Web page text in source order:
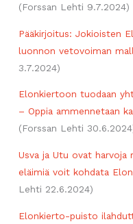
(Forssan Lehti 9.7.2024)
Pääkirjoitus: Jokioisten
luonnon vetovoiman
3.7.2024)
Elonkiertoon tuodaan
– Oppia ammennetaan
(Forssan Lehti
Usva ja Utu ovat harvoja
eläimiä voit kohdata
Lehti 22.6.2024)
Elonkierto-puisto